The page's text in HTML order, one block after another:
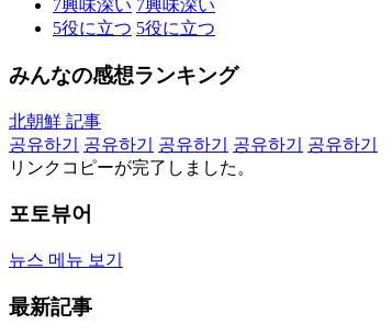
7興味深い 7興味深い
5役に立つ 5役に立つ
みんなの感想ランキング
北朝鮮 記事
공유하기
공유하기 공유하기 공유하기
공유하기
リンクコピーが完了しました。
포토뷰어
뉴스 메뉴 보기
最新記事